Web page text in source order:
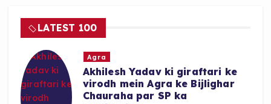
o
o
k
p
p
LATEST 100
Agra
Akhilesh Yadav ki giraftari ke
virodh mein Agra ke Bijlighar
Chauraha par SP ka